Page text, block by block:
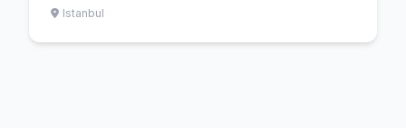
Kazanmanın Yolları
Istanbul